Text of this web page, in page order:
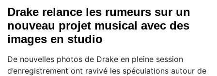
Drake relance les rumeurs sur un
nouveau projet musical avec des
images en studio
De nouvelles photos de Drake en pleine session
d’enregistrement ont ravivé les spéculations autour de